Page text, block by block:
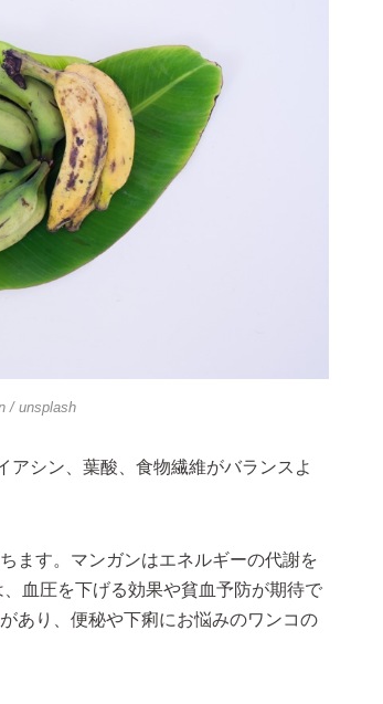
/ unsplash
シン、葉酸、食物繊維がバランスよ
ます。マンガンはエネルギーの代謝を
血圧を下げる効果や貧血予防が期待で
あり、便秘や下痢にお悩みのワンコの